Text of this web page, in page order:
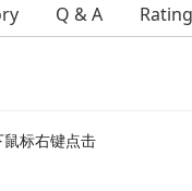
Q & A
标右键点击